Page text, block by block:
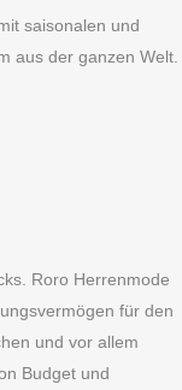
saisonalen und
aus der ganzen Welt.
Roro Herrenmode
für den
und vor allem
Budget und